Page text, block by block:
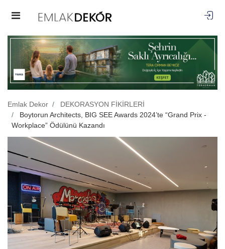
Emlak Dekor
DEKORASYON FİKİRLERİ
Boytorun Architects, BIG SEE Awards 2024’te “Grand Prix -
Workplace” Ödülünü Kazandı